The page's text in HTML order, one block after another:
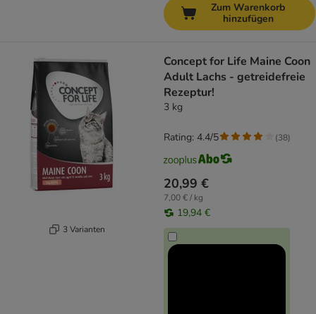
Zum Warenkorb
hinzufügen
3 Varianten
Concept for Life Maine Coon
Adult Lachs - getreidefreie
Rezeptur!
3 kg
20,99 €
7,00 € / kg
19,94 €
Rating: 4.4/5 (38)